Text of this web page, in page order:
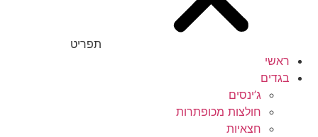
תפריט
ראשי
בגדים
ג’ינסים
חולצות מכופתרות
חצאיות